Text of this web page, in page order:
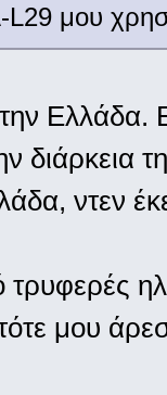
L29 μου
Ελλάδα.
διάρκεια
ντεν
μου